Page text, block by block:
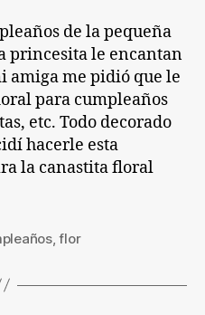
de la pequeña
princesita le encantan
amiga me pidió que le
para cumpleaños
etc. Todo decorado
hacerle esta
la canastita floral
,flor